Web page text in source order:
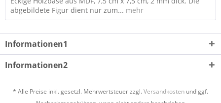
abgebildete Figur dient nur zum... mehr
Informationen1
Informationen2
* Alle Preise inkl. gesetzl. Mehrwertsteuer zzgl.Versandkosten und ggf.